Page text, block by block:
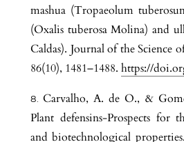
mashua (Tropaeolum
(Oxalis tuberosa Molina) and
Caldas). Journal of the Science
86(10), 1481–1488. https://
Carvalho, A. de O., &
Plant defensins-Prospects for
and biotechnological